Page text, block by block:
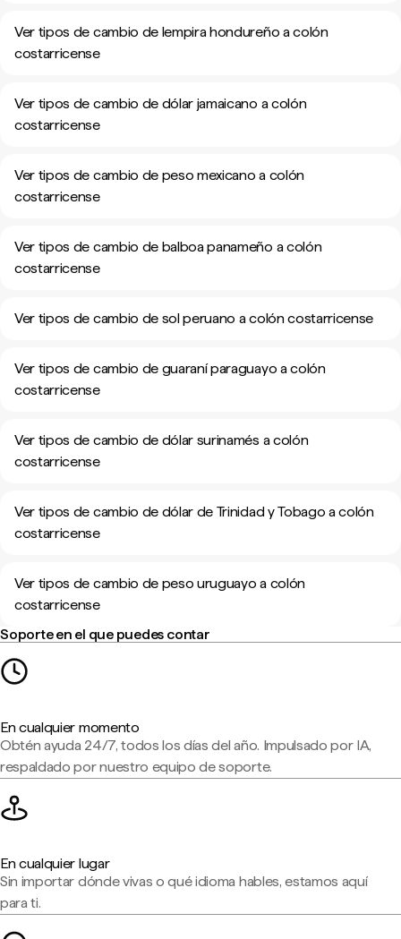
Ver tipos de cambio de lempira hondureño a colón
costarricense
Ver tipos de cambio de dólar jamaicano a colón
costarricense
Ver tipos de cambio de peso mexicano a colón
costarricense
Ver tipos de cambio de balboa panameño a colón
costarricense
Ver tipos de cambio de sol peruano a colón costarricense
Ver tipos de cambio de guaraní paraguayo a colón
costarricense
Ver tipos de cambio de dólar surinamés a colón
costarricense
Ver tipos de cambio de dólar de Trinidad y Tobago a colón
costarricense
Ver tipos de cambio de peso uruguayo a colón
costarricense
Soporte en el que puedes contar
En cualquier momento
Obtén ayuda 24/7, todos los días del año. Impulsado por IA,
respaldado por nuestro equipo de soporte.
En cualquier lugar
Sin importar dónde vivas o qué idioma hables, estamos aquí
para ti.